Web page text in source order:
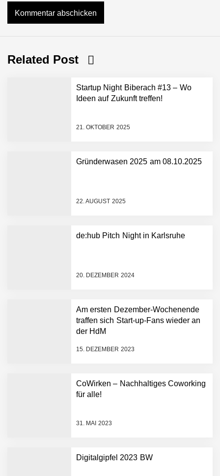
Related Post
Startup Night Biberach #13 – Wo
Ideen auf Zukunft treffen!
21. OKTOBER 2025
Gründerwasen 2025 am 08.10.2025
22. AUGUST 2025
de:hub Pitch Night in Karlsruhe
20. DEZEMBER 2024
Am ersten Dezember-Wochenende
traffen sich Start-up-Fans wieder an
der HdM
15. DEZEMBER 2023
CoWirken – Nachhaltiges Coworking
für alle!
31. MAI 2023
Digitalgipfel 2023 BW
Dollar bekannt, um den
Plattform zu beschleunigen
NEURA Robotics und
AI breit auszurollen
Humanoider Roboter bringt
Hightech ins Stadion
Simulationsdienstleistung in
FiniteNow ermöglicht
Entwicklungsprozesse
Pyck im Employer Portrait